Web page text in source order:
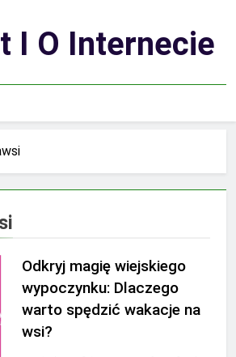
I O Internecie
Odkryj magię wiejskiego
wypoczynku: Dlaczego
warto spędzić wakacje na
wsi?